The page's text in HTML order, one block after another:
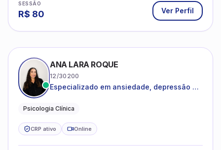
SESSÃO
R$ 80 Ver Perfil
ANA LARA ROQUE
12/30200
Especializado em ansiedade, depressão e
Psicologia Clínica
CRP ativo Online